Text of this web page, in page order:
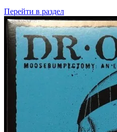
Перейти в раздел